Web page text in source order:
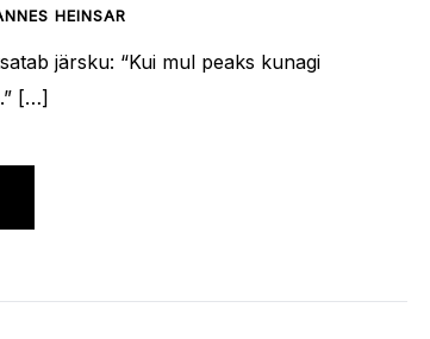
HEINSAR
järsku: “Kui mul peaks kunagi
[…]